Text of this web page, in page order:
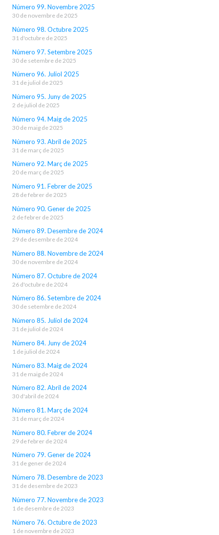
Número 99. Novembre 2025
30 de novembre de 2025
Número 98. Octubre 2025
31 d'octubre de 2025
Número 97. Setembre 2025
30 de setembre de 2025
Número 96. Juliol 2025
31 de juliol de 2025
Número 95. Juny de 2025
2 de juliol de 2025
Número 94. Maig de 2025
30 de maig de 2025
Número 93. Abril de 2025
31 de març de 2025
Número 92. Març de 2025
20 de març de 2025
Número 91. Febrer de 2025
28 de febrer de 2025
Número 90. Gener de 2025
2 de febrer de 2025
Número 89. Desembre de 2024
29 de desembre de 2024
Número 88. Novembre de 2024
30 de novembre de 2024
Número 87. Octubre de 2024
26 d'octubre de 2024
Número 86. Setembre de 2024
30 de setembre de 2024
Número 85. Juliol de 2024
31 de juliol de 2024
Número 84. Juny de 2024
1 de juliol de 2024
Número 83. Maig de 2024
31 de maig de 2024
Número 82. Abril de 2024
30 d'abril de 2024
Número 81. Març de 2024
31 de març de 2024
Número 80. Febrer de 2024
29 de febrer de 2024
Número 79. Gener de 2024
31 de gener de 2024
Número 78. Desembre de 2023
31 de desembre de 2023
Número 77. Novembre de 2023
1 de desembre de 2023
Número 76. Octubre de 2023
1 de novembre de 2023